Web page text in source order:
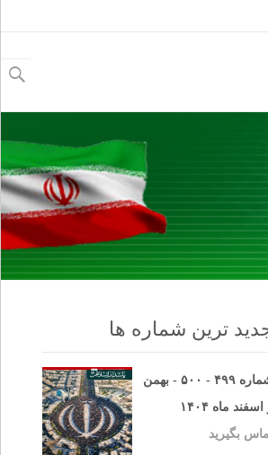
برای:
ترین شماره ها
شماره ۴۹۹ - ۵۰۰ - بهمن
ماه ۱۴۰۴
بگیرید